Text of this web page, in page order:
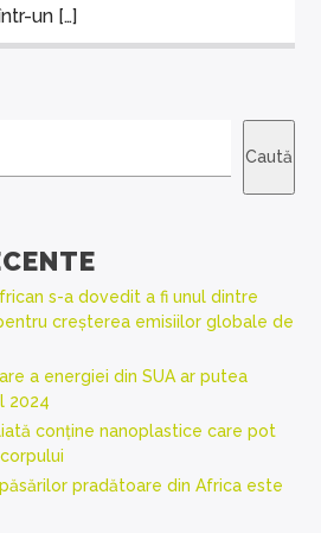
un […]
Caută
s-a dovedit a fi unul dintre
creșterea emisiilor globale de
a energiei din SUA ar putea
2024
conține nanoplastice care pot
pradătoare din Africa este